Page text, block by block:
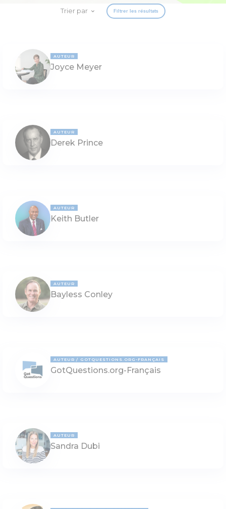
Trier par Filtrer les résultats
AUTEUR
Joyce Meyer
AUTEUR
Derek Prince
AUTEUR
Keith Butler
AUTEUR
Bayless Conley
AUTEUR GOTQUESTIONS.ORG-FRANÇAIS
GotQuestions.org-Français
AUTEUR
Sandra Dubi